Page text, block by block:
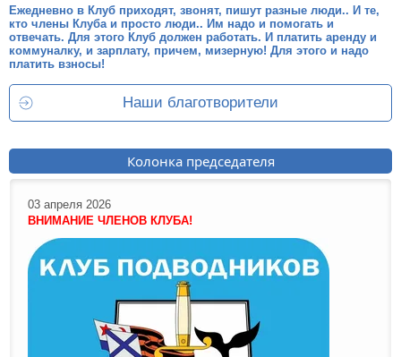
Ежедневно в Клуб приходят, звонят, пишут разные люди.. И те,
кто члены Клуба и просто люди.. Им надо и помогать и
отвечать. Для этого Клуб должен работать. И платить аренду и
коммуналку, и зарплату, причем, мизерную! Для этого и надо
платить взносы!
Наши благотворители
Колонка председателя
03 апреля 2026
ВНИМАНИЕ ЧЛЕНОВ КЛУБА!